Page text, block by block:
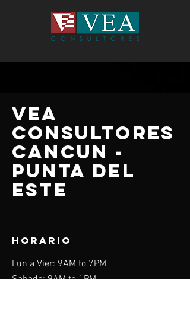
VEA
CONSULTORES
CANCUN -
PUNTA DEL
ESTE
HORARIO
Lun a Vier: 9AM to 7PM
Sabado: 9AM to 1PM